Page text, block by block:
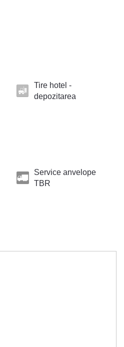
Tire hotel -
depozitarea
Service anvelope
TBR